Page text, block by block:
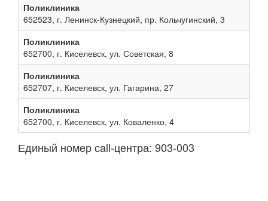
Поликлиника
652523, г. Ленинск-Кузнецкий, пр. Кольчугинский, 3
Поликлиника
652700, г. Киселевск, ул. Советская, 8
Поликлиника
652707, г. Киселевск, ул. Гагарина, 27
Поликлиника
652700, г. Киселевск, ул. Коваленко, 4
Единый номер сall-центра: 903-003